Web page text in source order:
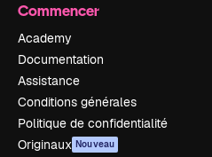
Commencer
Academy
Documentation
Assistance
Conditions générales
Politique de confidentialité
Originaux Nouveau